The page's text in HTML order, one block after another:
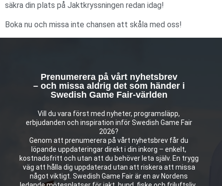
säkra din plats på Jaktkryssningen redan idag!
Boka nu och missa inte chansen att skåla med oss!
Prenumerera på vårt nyhetsbrev
– och missa aldrig det som händer i
Swedish Game Fair-världen
Vill du vara först med nyheter, programsläpp,
erbjudanden och inspiration inför Swedish Game Fair
2026?
Genom att prenumerera på vårt nyhetsbrev får du
löpande uppdateringar direkt i din inkorg – enkelt,
kostnadsfritt och utan att du behöver leta själv. En trygg
väg att hålla dig uppdaterad utan att riskera att missa
något viktigt. Swedish Game Fair är en av Nordens